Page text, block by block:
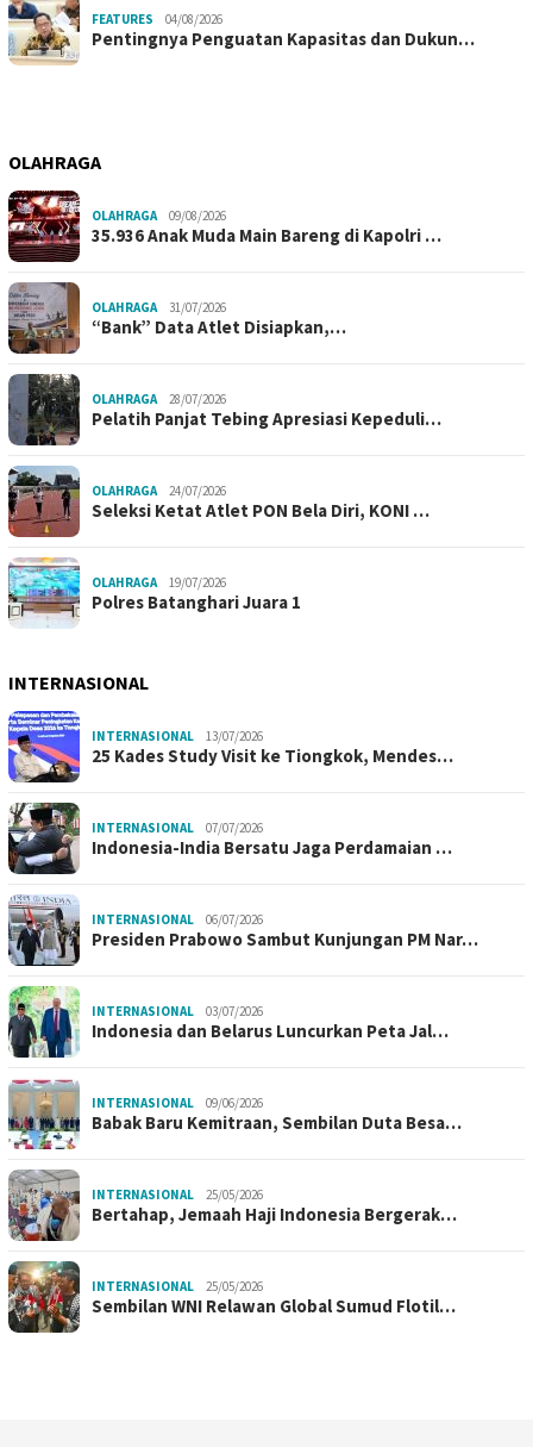
FEATURES 04/08/2026
Pentingnya Penguatan Kapasitas dan Dukun…
OLAHRAGA
OLAHRAGA 09/08/2026
35.936 Anak Muda Main Bareng di Kapolri …
OLAHRAGA 31/07/2026
“Bank” Data Atlet Disiapkan,…
OLAHRAGA 28/07/2026
Pelatih Panjat Tebing Apresiasi Kepeduli…
OLAHRAGA 24/07/2026
Seleksi Ketat Atlet PON Bela Diri, KONI …
OLAHRAGA 19/07/2026
Polres Batanghari Juara 1
INTERNASIONAL
INTERNASIONAL 13/07/2026
25 Kades Study Visit ke Tiongkok, Mendes…
INTERNASIONAL 07/07/2026
Indonesia-India Bersatu Jaga Perdamaian …
INTERNASIONAL 06/07/2026
Presiden Prabowo Sambut Kunjungan PM Nar…
INTERNASIONAL 03/07/2026
Indonesia dan Belarus Luncurkan Peta Jal…
INTERNASIONAL 09/06/2026
Babak Baru Kemitraan, Sembilan Duta Besa…
INTERNASIONAL 25/05/2026
Bertahap, Jemaah Haji Indonesia Bergerak…
INTERNASIONAL 25/05/2026
Sembilan WNI Relawan Global Sumud Flotil…